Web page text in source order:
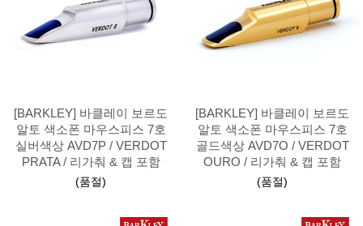
[BARKLEY] 바클레이 보르도
알토 색소폰 마우스피스 7호
실버색상 AVD7P / VERDOT
PRATA / 리가춰 & 캡 포함
(품절)
[BARKLEY] 바클레이 보르도
알토 색소폰 마우스피스 7호
골드색상 AVD7O / VERDOT
OURO / 리가춰 & 캡 포함
(품절)